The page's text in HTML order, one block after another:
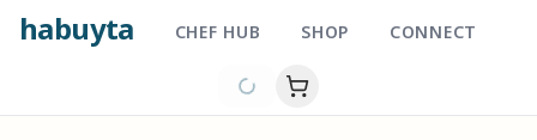
habuyta CHEF HUB SHOP CONNECT